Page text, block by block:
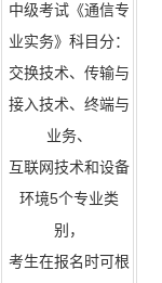
中级考试《通信专
业实务》科目分：
交换技术、传输与
接入技术、终端与
业务、
互联网技术和设备
环境5个专业类
别，
考生在报名时可根